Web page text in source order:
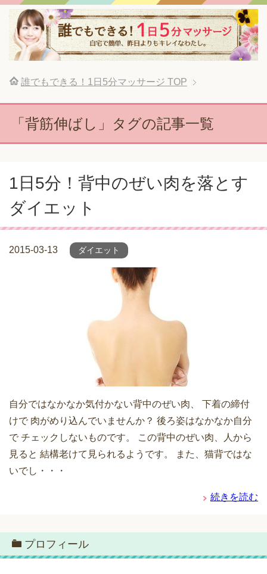
誰でもできる！1日5分マッサージ TOP
「背筋伸ばし」タグの記事一覧
1日5分！背中のぜい肉を落とす
ダイエット
2015-03-13 ダイエット
自分ではなかなか気付かない背中のぜい肉、 下着の締付
けで 肉がめり込んでいませんか？ 後ろ姿はなかなか自分
で チェックしないものです。 この背中のぜい肉、人から
見ると 結構老けて見られるようです。 また、猫背ではな
いでし・・・
続きを読む
プロフィール